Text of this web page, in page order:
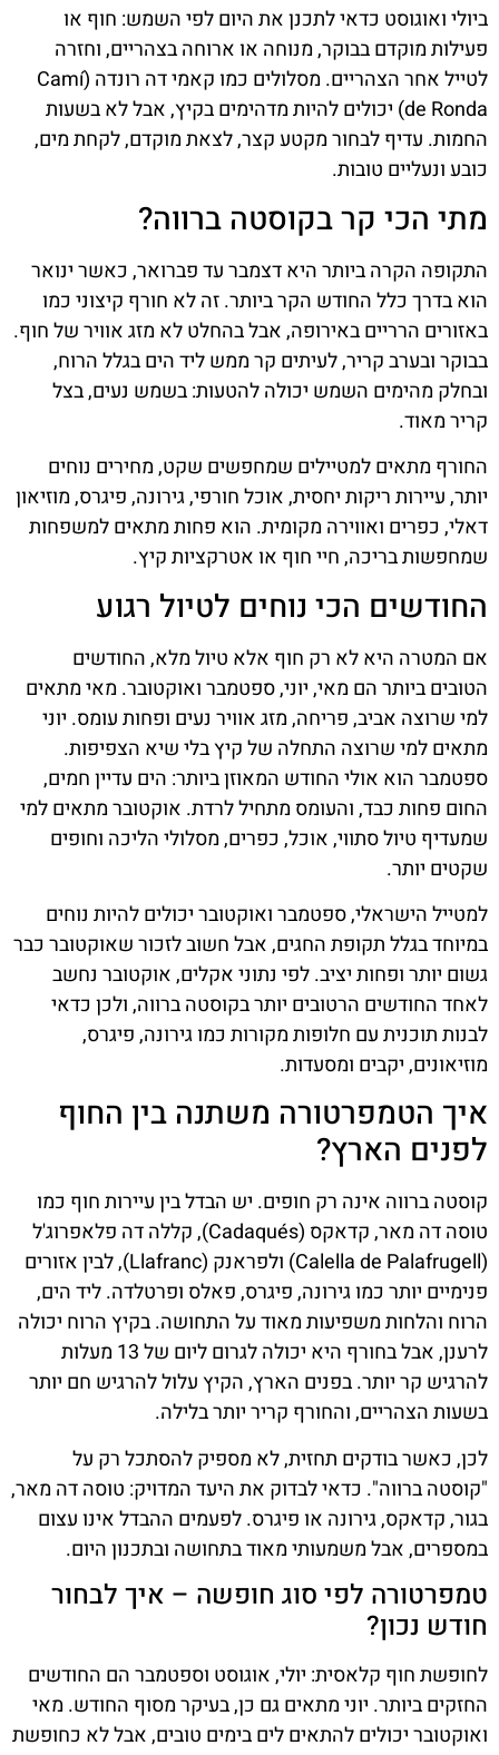
ביולי ואוגוסט כדאי לתכנן את היום לפי השמש: חוף או
פעילות מוקדם בבוקר, מנוחה או ארוחה בצהריים, וחזרה
לטייל אחר הצהריים. מסלולים כמו קאמי דה רונדה (Camí
de Ronda) יכולים להיות מדהימים בקיץ, אבל לא בשעות
החמות. עדיף לבחור מקטע קצר, לצאת מוקדם, לקחת מים,
כובע ונעליים טובות.
מתי הכי קר בקוסטה ברווה?
התקופה הקרה ביותר היא דצמבר עד פברואר, כאשר ינואר
הוא בדרך כלל החודש הקר ביותר. זה לא חורף קיצוני כמו
באזורים הרריים באירופה, אבל בהחלט לא מזג אוויר של חוף.
בבוקר ובערב קריר, לעיתים קר ממש ליד הים בגלל הרוח,
ובחלק מהימים השמש יכולה להטעות: בשמש נעים, בצל
קריר מאוד.
החורף מתאים למטיילים שמחפשים שקט, מחירים נוחים
יותר, עיירות ריקות יחסית, אוכל חורפי, גירונה, פיגרס, מוזיאון
דאלי, כפרים ואווירה מקומית. הוא פחות מתאים למשפחות
שמחפשות בריכה, חיי חוף או אטרקציות קיץ.
החודשים הכי נוחים לטיול רגוע
אם המטרה היא לא רק חוף אלא טיול מלא, החודשים
הטובים ביותר הם מאי, יוני, ספטמבר ואוקטובר. מאי מתאים
למי שרוצה אביב, פריחה, מזג אוויר נעים ופחות עומס. יוני
מתאים למי שרוצה התחלה של קיץ בלי שיא הצפיפות.
ספטמבר הוא אולי החודש המאוזן ביותר: הים עדיין חמים,
החום פחות כבד, והעומס מתחיל לרדת. אוקטובר מתאים למי
שמעדיף טיול סתווי, אוכל, כפרים, מסלולי הליכה וחופים
שקטים יותר.
למטייל הישראלי, ספטמבר ואוקטובר יכולים להיות נוחים
במיוחד בגלל תקופת החגים, אבל חשוב לזכור שאוקטובר כבר
גשום יותר ופחות יציב. לפי נתוני אקלים, אוקטובר נחשב
לאחד החודשים הרטובים יותר בקוסטה ברווה, ולכן כדאי
לבנות תוכנית עם חלופות מקורות כמו גירונה, פיגרס,
מוזיאונים, יקבים ומסעדות.
איך הטמפרטורה משתנה בין החוף
לפנים הארץ?
קוסטה ברווה אינה רק חופים. יש הבדל בין עיירות חוף כמו
טוסה דה מאר, קדאקס (Cadaqués), קללה דה פלאפרוג'ל
(Calella de Palafrugell) ולפראנק (Llafranc), לבין אזורים
פנימיים יותר כמו גירונה, פיגרס, פאלס ופרטלדה. ליד הים,
הרוח והלחות משפיעות מאוד על התחושה. בקיץ הרוח יכולה
לרענן, אבל בחורף היא יכולה לגרום ליום של 13 מעלות
להרגיש קר יותר. בפנים הארץ, הקיץ עלול להרגיש חם יותר
בשעות הצהריים, והחורף קריר יותר בלילה.
לכן, כאשר בודקים תחזית, לא מספיק להסתכל רק על
"קוסטה ברווה". כדאי לבדוק את היעד המדויק: טוסה דה מאר,
בגור, קדאקס, גירונה או פיגרס. לפעמים ההבדל אינו עצום
במספרים, אבל משמעותי מאוד בתחושה ובתכנון היום.
טמפרטורה לפי סוג חופשה – איך לבחור
חודש נכון?
לחופשת חוף קלאסית: יולי, אוגוסט וספטמבר הם החודשים
החזקים ביותר. יוני מתאים גם כן, בעיקר מסוף החודש. מאי
ואוקטובר יכולים להתאים לים בימים טובים, אבל לא כחופשת